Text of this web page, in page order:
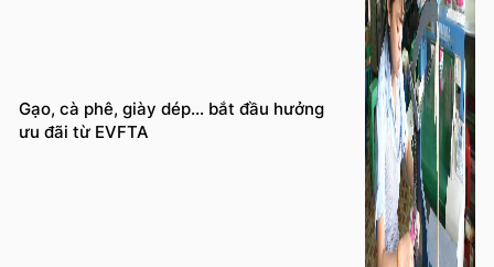
Gạo, cà phê, giày dép… bắt đầu hưởng
ưu đãi từ EVFTA